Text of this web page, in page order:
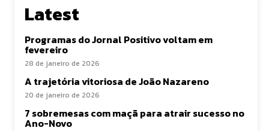
Latest
Programas do Jornal Positivo voltam em
fevereiro
28 de janeiro de 2026
A trajetória vitoriosa de João Nazareno
20 de janeiro de 2026
7 sobremesas com maçã para atrair sucesso no
Ano-Novo